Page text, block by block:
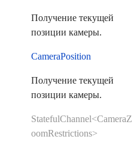
Получение текущей
позиции камеры.
CameraPosition
Получение текущей
позиции камеры.
StatefulChannel<CameraZ
oomRestrictions>